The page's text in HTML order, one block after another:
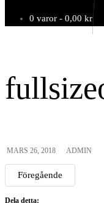
0 varor - 0,00 kr
MARS 26, 2018 ADMIN
Föregående
Dela detta: